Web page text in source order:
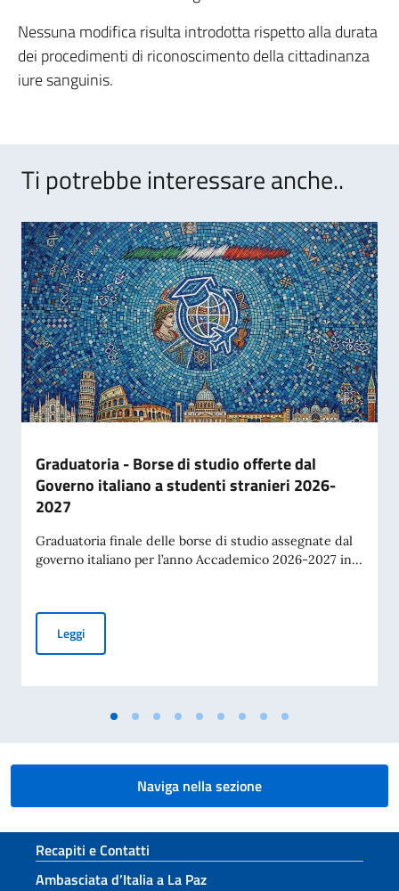
Nessuna modifica risulta introdotta rispetto alla durata
dei procedimenti di riconoscimento della cittadinanza
iure sanguinis.
Ti potrebbe interessare anche..
Graduatoria - Borse di studio offerte dal
Governo italiano a studenti stranieri 2026-
2027
Graduatoria finale delle borse di studio assegnate dal
governo italiano per l’anno Accademico 2026-2027 in...
LeggiGraduatoria - Borse di studio offerte dal Governo italiano
Naviga nella sezione
Sezione footer
Recapiti e Contatti
Ambasciata d’Italia a La Paz